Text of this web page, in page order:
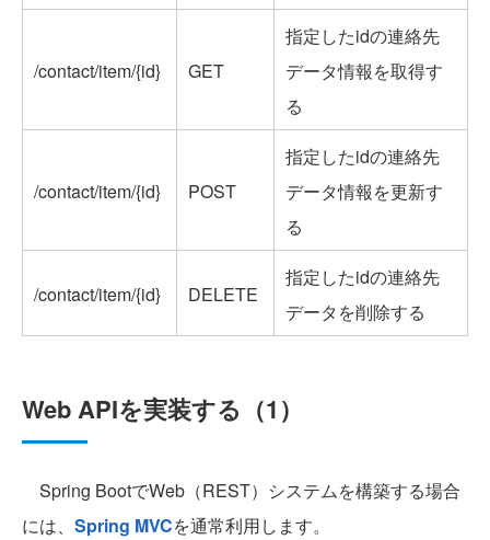
/contact/item/{id} GET
指定したidの連絡先
データ情報を取得す
る
/contact/item/{id} POST
指定したidの連絡先
データ情報を更新す
る
/contact/item/{id} DELETE
指定したidの連絡先
データを削除する
Web APIを実装する（1）
Spring BootでWeb（REST）システムを構築する場合
には、 Spring MVCを通常利用します。